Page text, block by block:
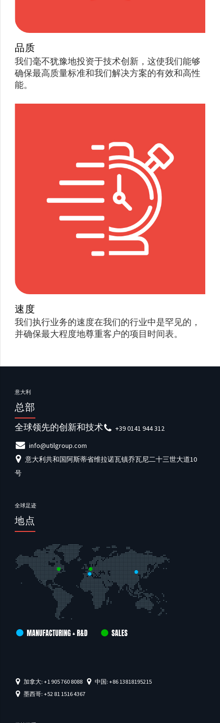
品质
我们毫不犹豫地投资于技术创新，这使我们能够
确保最高质量标准和我们解决方案的有效和高性
能。
速度
我们执行业务的速度在我们的行业中是罕见的，
并确保最大程度地尊重客户的项目时间表。
意大利
总部
全球领先的创新和技术
+39 0141 944 312
info@utilgroup.com
意大利共和国阿斯蒂省维拉诺瓦镇乔瓦尼二十三世大道10
号
全球足迹
地点
加拿大: +1 905 760 8088
中国: +86 13818195215
墨西哥: +52 81 1516 4367